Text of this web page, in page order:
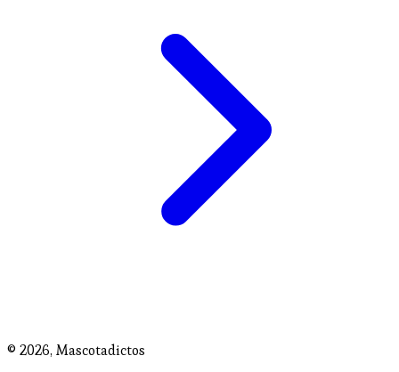
© 2026, Mascotadictos